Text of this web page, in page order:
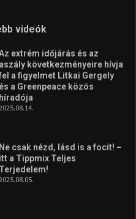
videók
extrém időjárás és az
aszály következményeire hívja
a figyelmet Litkai Gergely
és a Greenpeace közös
híradója
Ne csak nézd, lásd is a focit! –
itt a Tippmix Teljes
Terjedelem!